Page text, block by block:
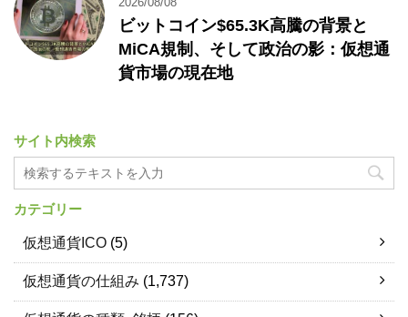
ビットコイン$65.3K高騰の背景と
MiCA規制、そして政治の影：仮想通
貨市場の現在地
サイト内検索
カテゴリー
仮想通貨ICO (5)
仮想通貨の仕組み (1,737)